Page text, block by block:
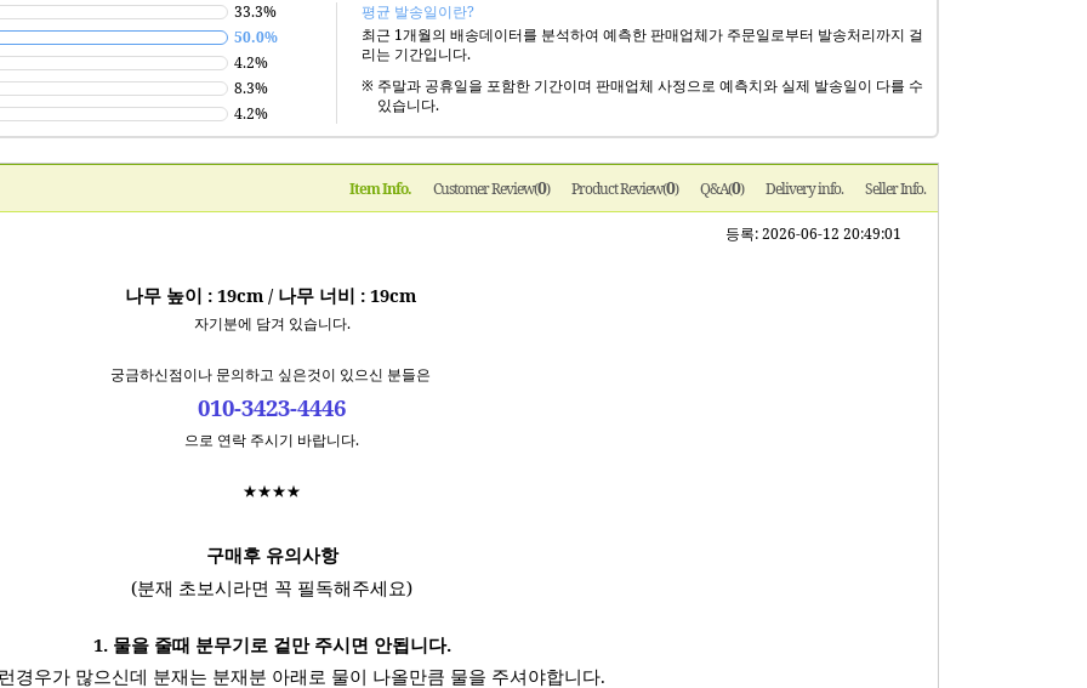
33.3%
50.0%
4.2%
8.3%
4.2%
평균 발송일이란?
최근 1개월의 배송데이터를 분석하여 예측한 판매업체가 주문일로부터 발송처리까지 걸
리는 기간입니다.
※ 주말과 공휴일을 포함한 기간이며 판매업체 사정으로 예측치와 실제 발송일이 다를 수
있습니다.
Item Info. Customer Review(0) Product Review(0) Q&A(0) Delivery info. Seller Info.
등록: 2026-06-12 20:49:01
나무 높이 : 19cm / 나무 너비 : 19cm
자기분에 담겨 있습니다.
궁금하신점이나 문의하고 싶은것이 있으신 분들은
010-3423-4446
으로 연락 주시기 바랍니다.
★★★★
구매후 유의사항
(분재 초보시라면 꼭 필독해주세요)
1. 물을 줄때 분무기로 겉만 주시면 안됩니다.
경우가 많으신데 분재는 분재분 아래로 물이 나올만큼 물을 주셔야합니다.